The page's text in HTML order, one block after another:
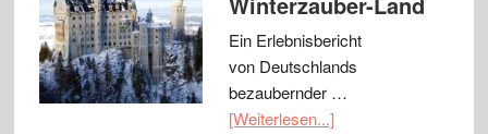
Ein Erlebnisbericht
von Deutschlands
bezaubernder …
[Weiterlesen...]